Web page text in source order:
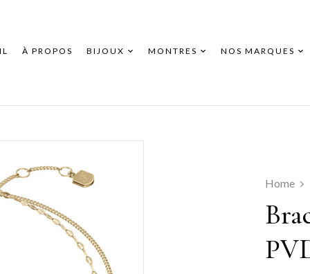
À PROPOS BIJOUX MONTRES NOS MARQUES
Home